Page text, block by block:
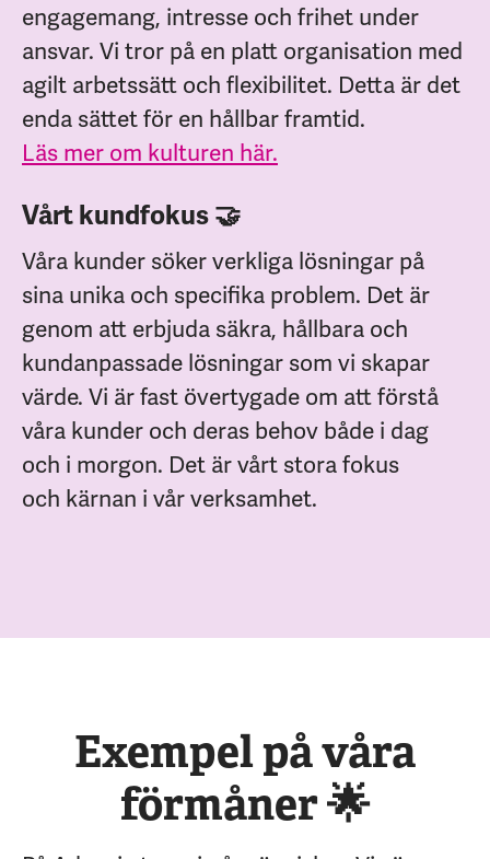
engagemang, intresse och frihet under
ansvar. Vi tror på en platt organisation med
agilt arbetssätt och flexibilitet. Detta är det
enda sättet för en hållbar framtid.
Läs mer om kulturen här.
Vårt kundfokus 🤝
Våra kunder söker verkliga lösningar på
sina unika och specifika problem. Det är
genom att erbjuda säkra, hållbara och
kundanpassade lösningar som vi skapar
värde. Vi är fast övertygade om att förstå
våra kunder och deras behov både i dag
och i morgon. Det är vårt stora fokus
och kärnan i vår verksamhet.
Exempel på våra
förmåner 🌟